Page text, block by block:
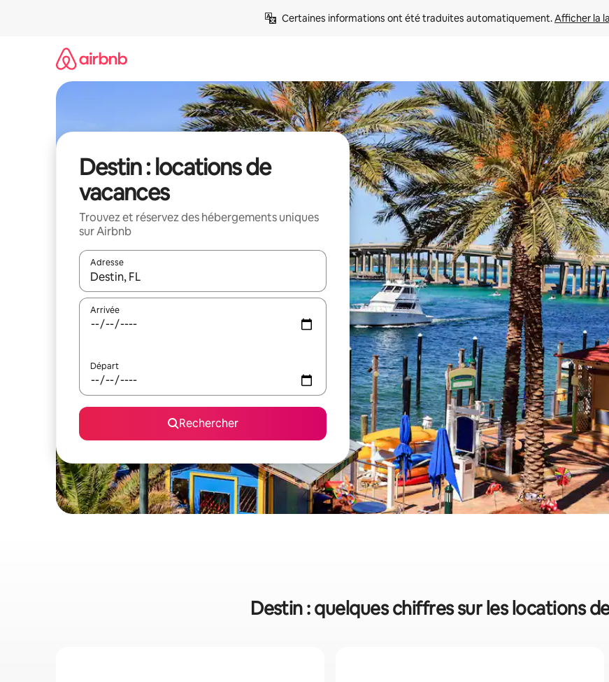
Certaines informations ont été traduites automatiquement. Afficher la
Destin : locations de
vacances
Trouvez et réservez des hébergements uniques
sur Airbnb
Adresse
Lorsque les résultats s'affichent, utilisez les flèches vers le haut et vers le bas pour les parcourir ou en appuyant et
Arrivée
Départ
Rechercher
Destin : quelques chiffres sur les locations